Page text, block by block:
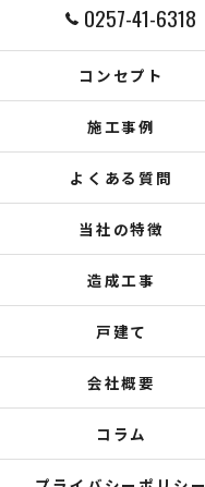
0257-41-6318
コンセプト
施工事例
よくある質問
当社の特徴
造成工事
戸建て
会社概要
コラム